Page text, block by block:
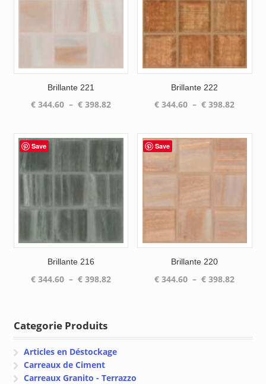
Brillante 221
€344.60 – €398.82Plage
€ 344.60
€ 398.82
Brillante 222
€ 344.60 – € 398.82Plage
€
Save
Brillante 216
€344.60 – €398.82Plage
Save
Brillante 220
€ 344.60 – € 398.82Plage
Categorie Produits
Articles en Déstockage
Carreaux de Ciment
Carreaux Granito - Terrazzo